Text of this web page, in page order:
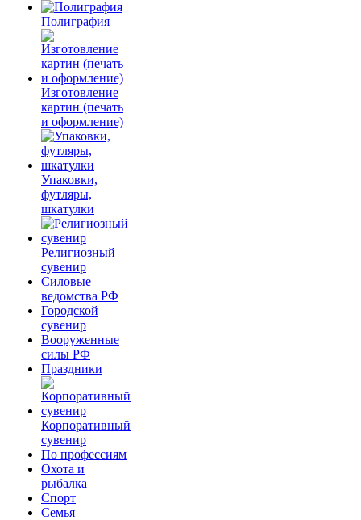
Полиграфия
Изготовление
картин (печать
и оформление)
Упаковки,
футляры,
шкатулки
Религиозный
сувенир
Силовые
ведомства РФ
Городской
сувенир
Вооруженные
силы РФ
Праздники
Корпоративный
сувенир
По профессиям
Охота и
рыбалка
Спорт
Семья